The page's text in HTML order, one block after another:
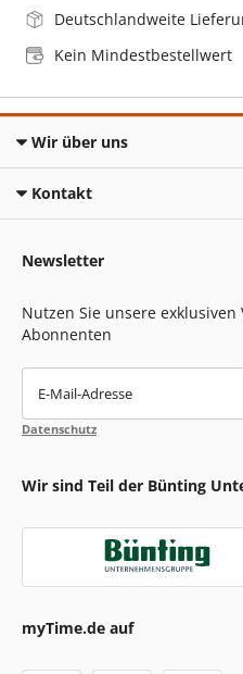
Deutschlandweite
Kein Mindestbestellwert
Wir über uns
Kontakt
Newsletter
Nutzen Sie unsere
Abonnenten
E-Mail-Adresse
Datenschutz
Wir sind Teil der Bünting
myTime.de auf